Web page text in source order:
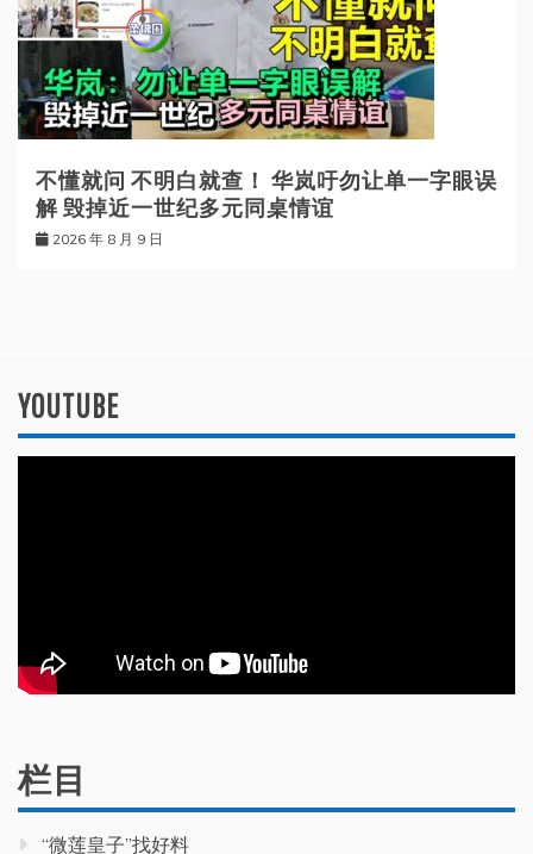
不懂就问 不明白就查！ 华岚吁勿让单一字眼误
解 毁掉近一世纪多元同桌情谊
2026 年 8 月 9 日
YOUTUBE
栏目
“微莲皇子”找好料